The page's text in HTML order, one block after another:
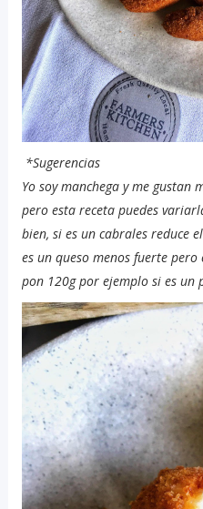
*Sugerencias
Yo soy manchega y me gustan
pero esta receta puedes
bien, si es un cabrales reduce
es un queso menos fuerte
pon 120g por ejemplo si es un